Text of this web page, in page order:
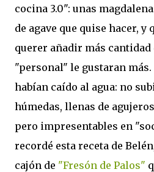
cocina 3.0": unas
de agave que quise hacer, y
querer añadir más
"personal" le gustaran más.
habían caído al agua: no
húmedas, llenas de
pero impresentables en
recordé esta receta de
cajón de "Fresón de Palos"